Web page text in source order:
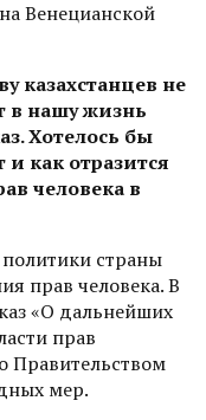
Венецианской
казах­станцев не
в нашу жизнь
Хотелось бы
как отразится
человека в
страны
прав человека. В
«О дальнейших
прав
Правительством
мер.